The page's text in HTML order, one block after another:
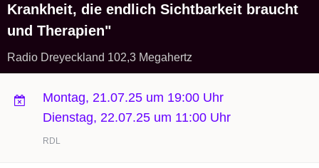
Krankheit, die endlich Sichtbarkeit braucht
und Therapien"
Radio Dreyeckland 102,3 Megahertz
Montag, 21.07.25 um 19:00 Uhr
Dienstag, 22.07.25 um 11:00 Uhr
RDL